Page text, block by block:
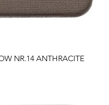
NR.14 ANTHRACITE